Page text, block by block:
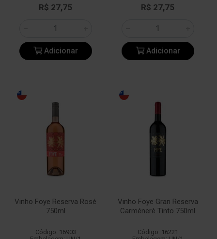
R$ 27,75
Adicionar
R$ 27,75
Adicionar
Vinho Foye Reserva Rosé
750ml
Código: 16903
Vinho Foye Gran Reserva
Carménerè Tinto 750ml
Código: 16221